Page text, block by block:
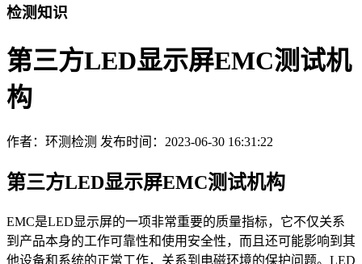
检测知识
第三方LED显示屏EMC测试机
构
作者：环测检测 发布时间：2023-06-30 16:31:22
第三方LED显示屏EMC测试机构
EMC是LED显示屏的一项非常重要的质量指标，它不仅关系
到产品本身的工作可靠性和使用安全性，而且还可能影响到其
他设备和系统的正常工作，关系到电磁环境的保护问题。LED